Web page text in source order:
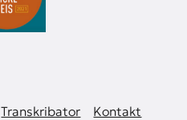
Transkribator
Kontakt